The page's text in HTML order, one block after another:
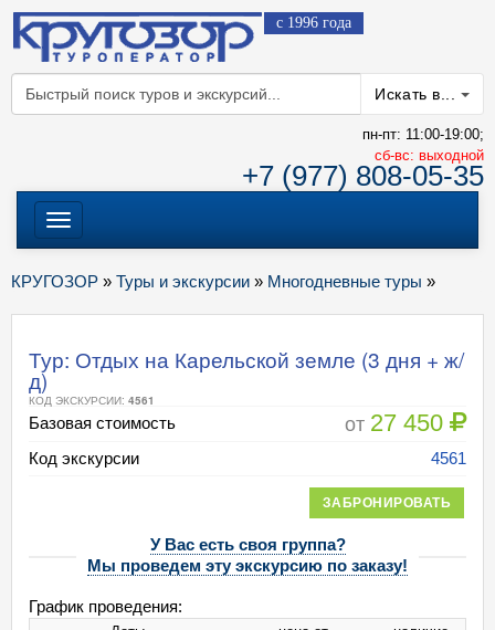
с 1996 года
Искать в...
пн-пт: 11:00-19:00;
cб-вс: выходной
+7 (977) 808-05-35
Меню
КРУГОЗОР » Туры и экскурсии » Многодневные туры »
Тур: Отдых на Карельской земле (3 дня + ж/
д)
КОД ЭКСКУРСИИ: 4561
Базовая стоимость от 27 450
Код экскурсии 4561
ЗАБРОНИРОВАТЬ
У Вас есть своя группа?
Мы проведем эту экскурсию по заказу!
График проведения: